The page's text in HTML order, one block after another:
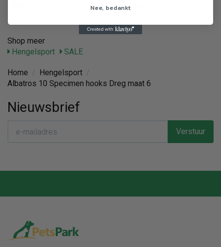
Albatros
Shop meer
Hengelsport
SALE
Home Hengelsport
Albatros 10 Specimen hooks Dreg maat 6
Nieuwsbrief
Verstuur
Nee, bedankt